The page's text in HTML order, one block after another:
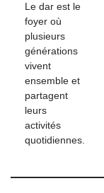
Le dar est le
foyer où
plusieurs
générations
vivent
ensemble et
partagent
leurs
activités
quotidiennes.